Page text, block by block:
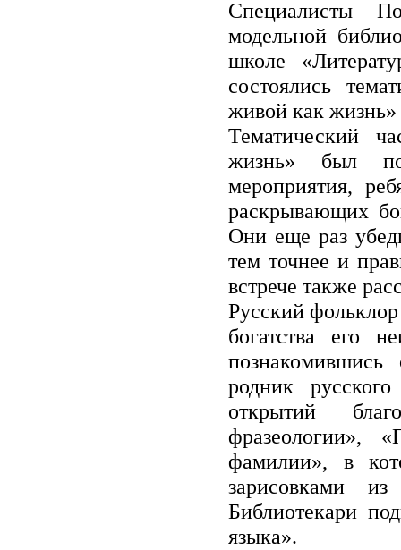
Специалисты
модельной
школе
состоялись
живой как жизнь»
Тематический
жизнь» был
мероприятия,
раскрывающих
Они еще раз
тем точнее и
встрече также
Русский
богатства его
родник
открытий
фразеологии»,
фамилии», в
зарисовками
Библиотекари
языка».